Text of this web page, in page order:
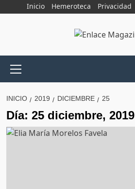
Inicio Hemeroteca Privacidad
principal
INICIO 2019 DICIEMBRE 25
Día: 25 diciembre, 2019